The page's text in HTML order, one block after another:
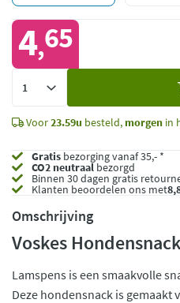
4,65
Voor23.59u besteld, morgen in
Gratis bezorging vanaf 35,- *
CO2 neutraalbezorgd
Binnen 30 dagen gratis
Klanten beoordelen ons met
Omschrijving
Voskes
Lamspens is een smaakvolle
Deze hondensnack is gemaakt